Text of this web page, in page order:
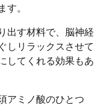
す。
出す材料で、脳神経
しリラックスさせて
してくれる効果もあ
アミノ酸のひとつ